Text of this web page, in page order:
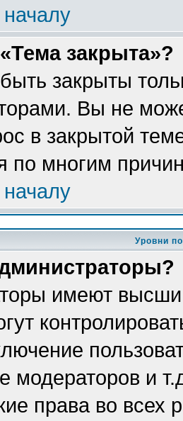
закрыта»?
закрыты
Вы не
в закрытой
по многим
Уровни
имеют
модераторов и
права во всех